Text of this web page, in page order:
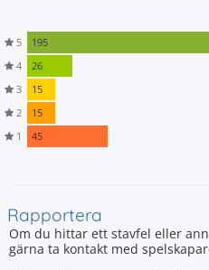
5
195
4
26
3
15
2
15
1
45
Rapportera
Om du hittar ett stavfel eller
gärna ta kontakt med